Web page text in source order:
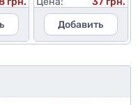
Добавить